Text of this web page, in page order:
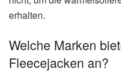
erhalten.
Welche Marken
Fleecejacken an?